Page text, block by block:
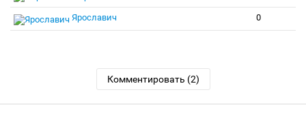
Ярославич 0
Комментировать (2)